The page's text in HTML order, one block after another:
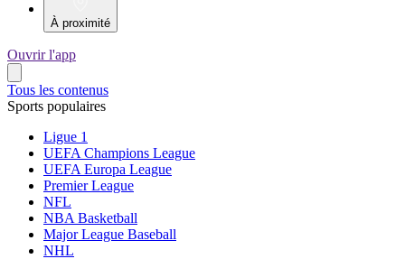
À proximité
Ouvrir l'app
Tous les contenus
Sports populaires
Ligue 1
UEFA Champions League
UEFA Europa League
Premier League
NFL
NBA Basketball
Major League Baseball
NHL